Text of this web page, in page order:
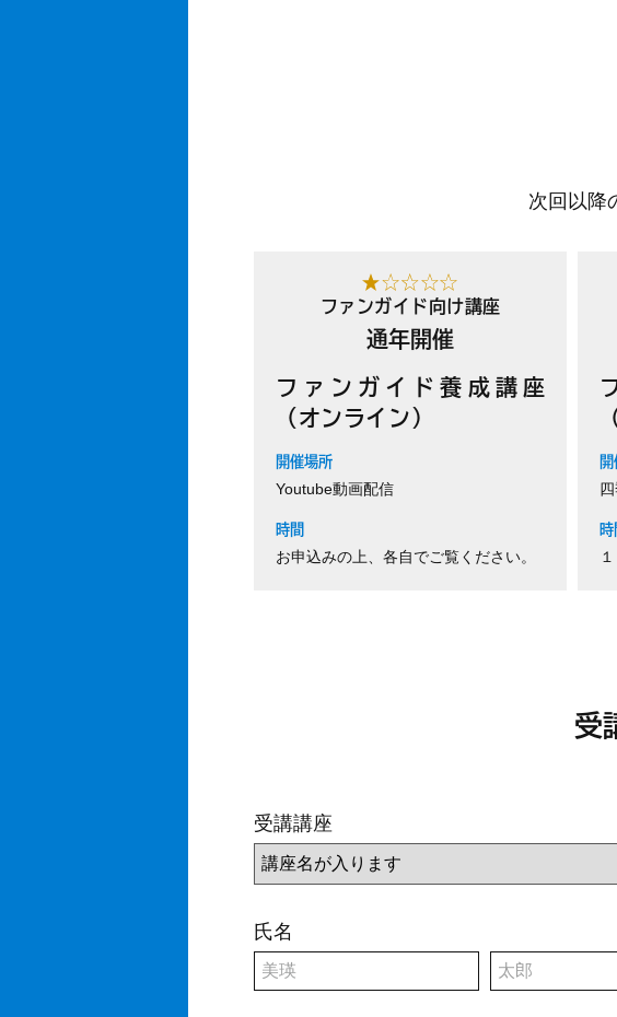
次回以降
ファンガイド向け講座
通年開催
ファンガイド養成講座
（オンライン）
開催場所
Youtube動画配信
時間
お申込みの上、各自でご覧ください。
時
受
受講講座
氏名